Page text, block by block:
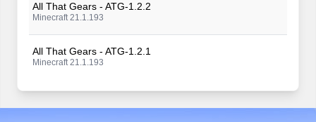
All That Gears - ATG-1.2.2
Minecraft 21.1.193
All That Gears - ATG-1.2.1
Minecraft 21.1.193
Minecraft 21.1.192